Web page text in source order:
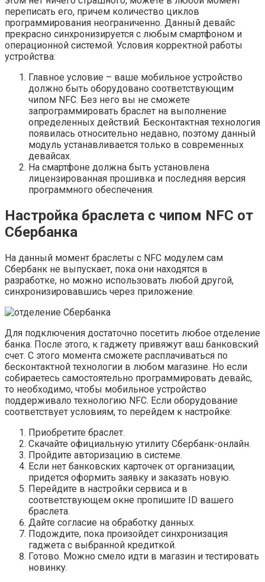
переписать его, причем количество циклов
программирования неограниченно. Данный девайс
прекрасно синхронизируется с любым смартфоном и
операционной системой. Условия корректной работы
устройства:
Главное условие – ваше мобильное устройство
должно быть оборудовано соответствующим
чипом NFC. Без него вы не сможете
запрограммировать браслет на выполнение
определенных действий. Бесконтактная технология
появилась относительно недавно, поэтому данный
модуль устанавливается только в современных
девайсах.
На смартфоне должна быть установлена
лицензированная прошивка и последняя версия
программного обеспечения.
Настройка браслета с чипом NFC от
Сбербанка
На данный момент браслеты с NFC модулем сам
Сбербанк не выпускает, пока они находятся в
разработке, но можно использовать любой другой,
синхронизировавшись через приложение.
Для подключения достаточно посетить любое отделение
банка. После этого, к гаджету привяжут ваш банковский
счет. С этого момента сможете расплачиваться по
бесконтактной технологии в любом магазине. Но если
собираетесь самостоятельно программировать девайс,
то необходимо, чтобы мобильное устройство
поддерживало технологию NFC. Если оборудование
соответствует условиям, то перейдем к настройке:
Приобретите браслет.
Скачайте официальную утилиту Сбербанк-онлайн.
Пройдите авторизацию в системе.
Если нет банковских карточек от организации,
придется оформить заявку и заказать новую.
Перейдите в настройки сервиса и в
соответствующем окне пропишите ID вашего
браслета.
Дайте согласие на обработку данных.
Подождите, пока произойдет синхронизация
гаджета с выбранной кредиткой.
Готово. Можно смело идти в магазин и тестировать
новинку.